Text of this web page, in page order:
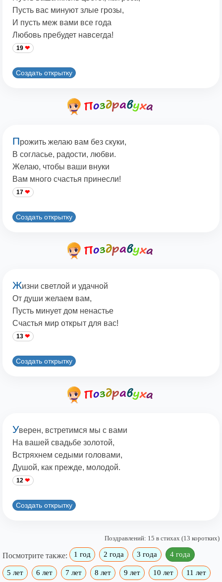
Пусть вас минуют злые грозы,
И пусть меж вами все года
Любовь пребудет навсегда!
19
Создать открытку
Прожить желаю вам без скуки,
В согласье, радости, любви.
Желаю, чтобы ваши внуки
Вам много счастья принесли!
17
Создать открытку
Жизни светлой и удачной
От души желаем вам,
Пусть минует дом ненастье
Счастья мир открыт для вас!
13
Создать открытку
Уверен, встретимся мы с вами
На вашей свадьбе золотой,
Встряхнем седыми головами,
Душой, как прежде, молодой.
12
Создать открытку
Поздравлений: 15 в стихах (13 коротких)
Посмотрите также: 1 год 2 года 3 года 4 года
5 лет 6 лет 7 лет 8 лет 9 лет 10 лет 11 лет